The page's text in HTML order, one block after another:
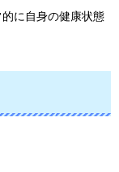
に自身の健康状態